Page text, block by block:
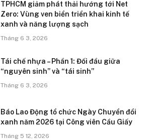
TPHCM giảm phát thải hướng tới Net
Zero: Vùng ven biển triển khai kinh tế
xanh và năng lượng sạch
Tháng 6 3, 2026
Tái chế nhựa – Phần 1: Đối đầu giữa
“nguyên sinh” và “tái sinh”
Tháng 6 3, 2026
Báo Lao Động tổ chức Ngày Chuyển đổi
xanh năm 2026 tại Công viên Cầu Giấy
Tháng 5 12, 2026